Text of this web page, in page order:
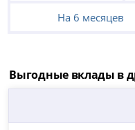
На 6 месяцев
Выгодные вклады в